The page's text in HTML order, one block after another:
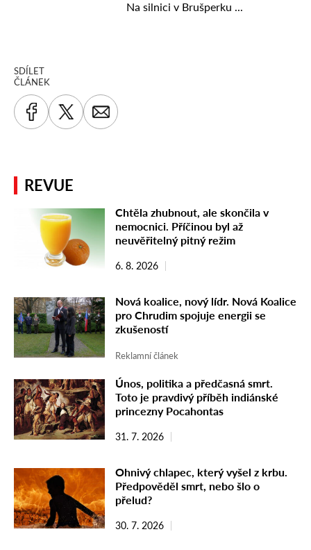
SDÍLET
ČLÁNEK
REVUE
Chtěla zhubnout, ale skončila v
nemocnici. Příčinou byl až
neuvěřitelný pitný režim
6. 8. 2026
Nová koalice, nový lídr. Nová Koalice
pro Chrudim spojuje energii se
zkušeností
Reklamní článek
Únos, politika a předčasná smrt.
Toto je pravdivý příběh indiánské
princezny Pocahontas
31. 7. 2026
Ohnivý chlapec, který vyšel z krbu.
Předpověděl smrt, nebo šlo o
přelud?
30. 7. 2026